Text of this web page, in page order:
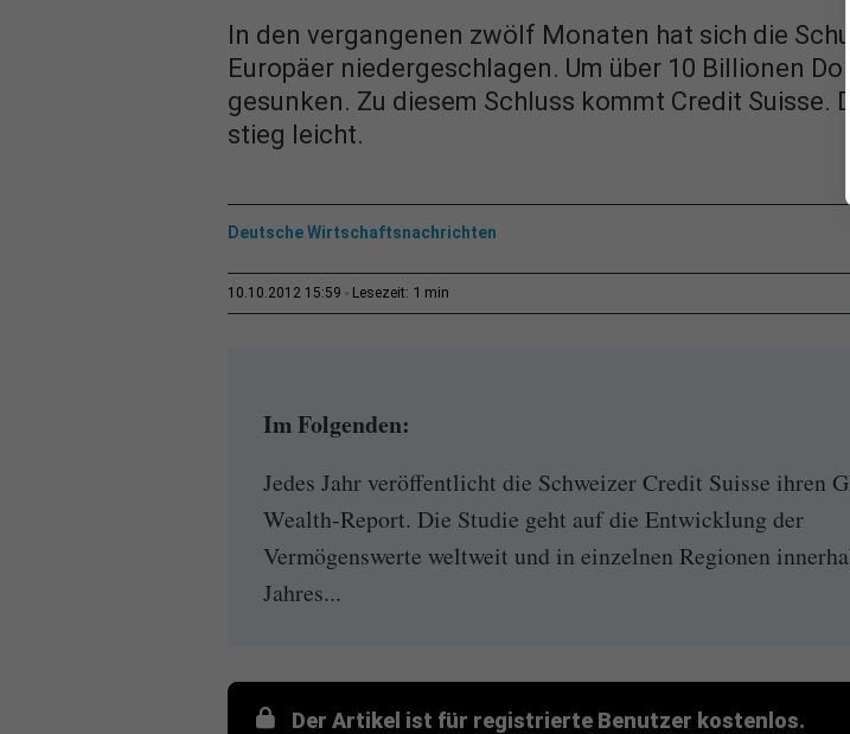
In den vergangenen zwölf Monaten hat sich die
Europäer niedergeschlagen. Um über 10 Billionen
gesunken. Zu diesem Schluss kommt Credit Suisse.
stieg leicht.
Deutsche Wirtschaftsnachrichten
10.10.2012 15:59 Lesezeit: 1 min
Im Folgenden:
Jedes Jahr veröffentlicht die Schweizer Credit Suisse ihren
Wealth-Report. Die Studie geht auf die Entwicklung der
Vermögenswerte weltweit und in einzelnen Regionen
Jahres...
Der Artikel ist für registrierte Benutzer kostenlos.